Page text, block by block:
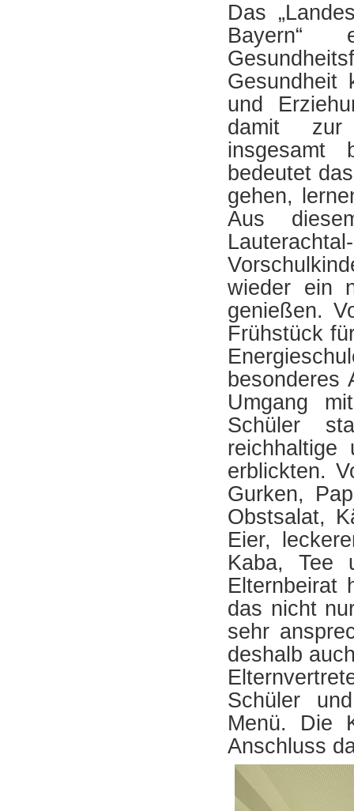
Das
Bayern“
Gesundheit
und
damit zur
insgesamt
bedeutet
gehen,
Aus
wieder ein
genießen.
Frühstück
besonderes
Umgang
Schüler
reichhaltige
erblickten.
Gurken,
Obstsalat,
Eier,
Kaba, Tee
Elternbeirat
das nicht
sehr
deshalb
Schüler
Menü. Die
Anschluss